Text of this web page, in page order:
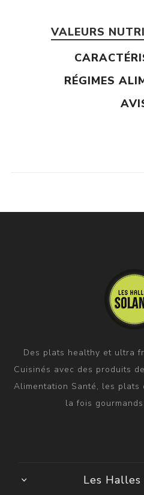
VALEURS
RÉGIMES
Des plats healthy et ultra
Cuisinés avec des produits
Alimentation Santé, les plats
la fois
Les Halles